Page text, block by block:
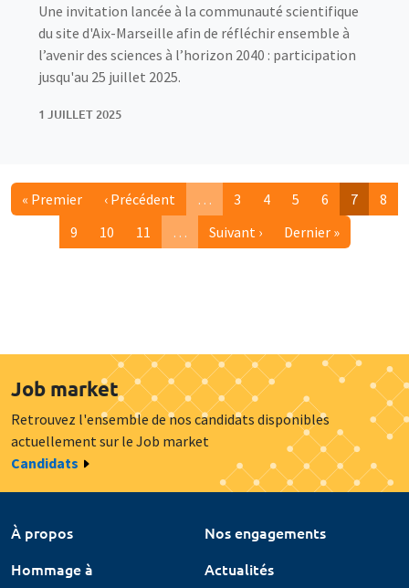
Une invitation lancée à la communauté scientifique
du site d'Aix-Marseille afin de réfléchir ensemble à
l’avenir des sciences à l’horizon 2040 : participation
jusqu'au 25 juillet 2025.
1 JUILLET 2025
Première page
« Premier Page précédente
‹ Précédent
…
More pages
Page
3 Page
4 Page
5 Page
6 Page
7 Page
8
Page
9 Page
10 Page
11
…
Page suivante
Suivant › Dernière page
Dernier »
Job market
Retrouvez l'ensemble de nos candidats disponibles
actuellement sur le Job market
Candidats
À propos
Nos engagements
Hommage à
Actualités